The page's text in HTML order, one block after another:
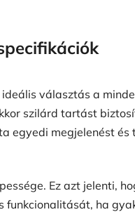
választás a
szilárd tartást
egyedi megjelenést
Ez azt jelenti,
funkcionalitását, ha